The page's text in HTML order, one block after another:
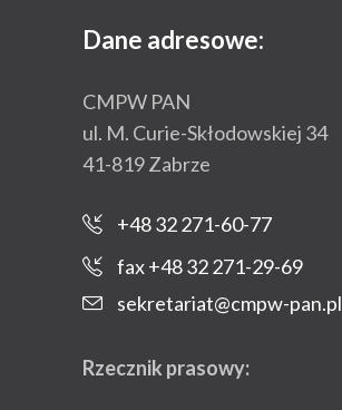
Dane adresowe:
CMPW PAN
ul. M. Curie-Skłodowskiej 34
41-819 Zabrze
+48 32 271-60-77
fax +48 32 271-29-69
sekretariat@cmpw-pan.pl
Rzecznik prasowy: